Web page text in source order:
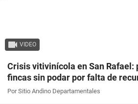
VIDEO
Crisis vitivinícola en San Rafael:
fincas sin podar por falta de
Por Sitio Andino Departamentales